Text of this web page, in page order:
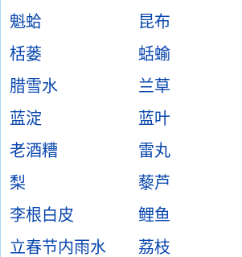
魁蛤
昆布
栝蒌
蛞蝓
腊雪水
兰草
蓝淀
蓝叶
老酒糟
雷丸
梨
藜芦
李根白皮
鲤鱼
立春节内雨水
荔枝